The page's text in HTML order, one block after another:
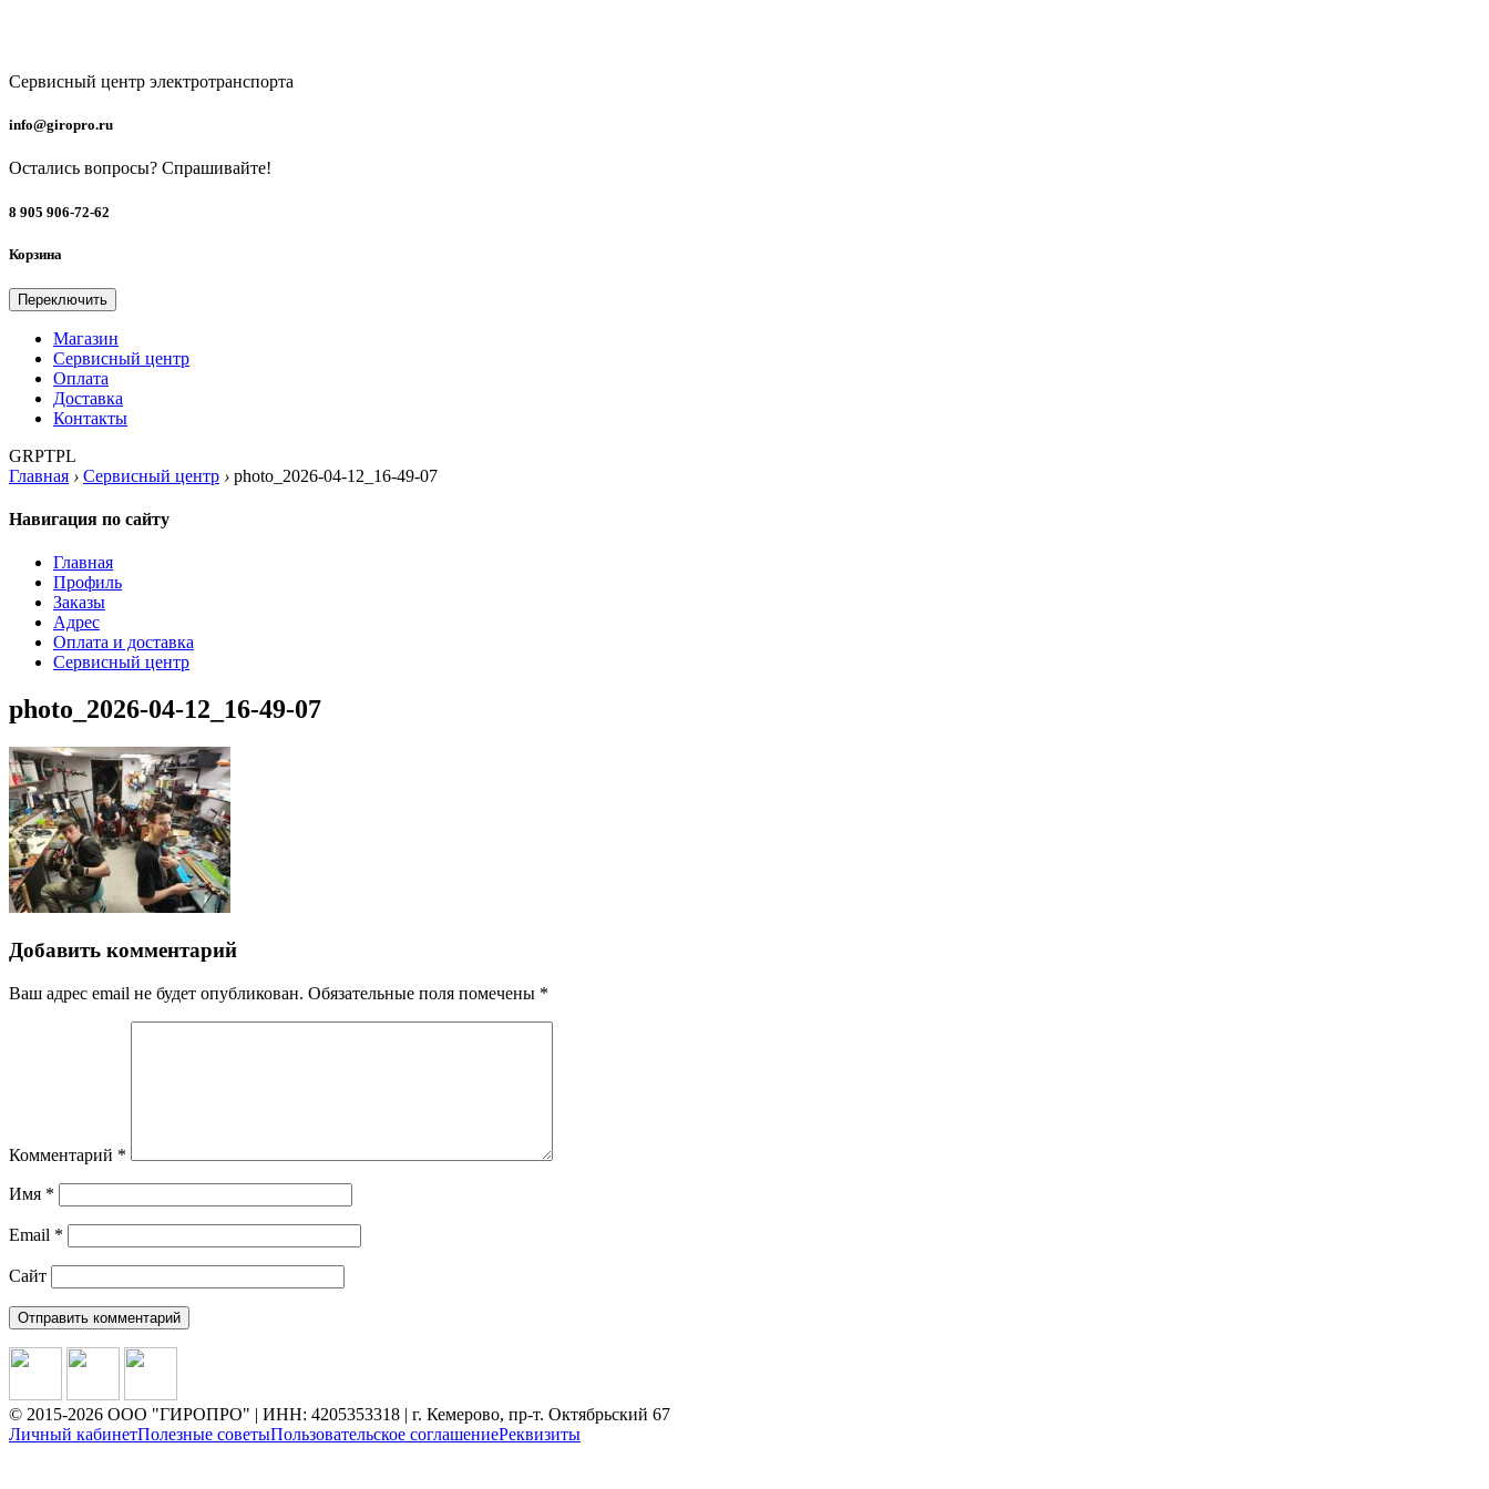
Сервисный центр электротранспорта
info@giropro.ru
Остались вопросы? Cпрашивайте!
8 905 906-72-62
Корзина
Переключить
Магазин
Сервисный центр
Оплата
Доставка
Контакты
GRPTPL
Главная › Сервисный центр › photo_2026-04-12_16-49-07
Навигация по сайту
Главная
Профиль
Заказы
Адрес
Оплата и доставка
Сервисный центр
photo_2026-04-12_16-49-07
Добавить комментарий
Ваш адрес email не будет опубликован. Обязательные поля помечены *
Комментарий *
Имя *
Email *
Сайт
© 2015-2026 ООО "ГИРОПРО" | ИНН: 4205353318 | г. Кемерово, пр-т. Октябрьский 67
Личный кабинетПолезные советыПользовательское соглашениеРеквизиты